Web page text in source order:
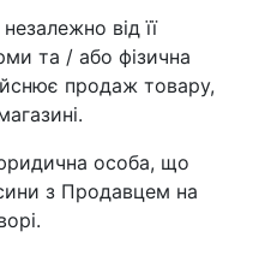
від її
та / або фізична
продаж товару,
особа, що
з Продавцем на